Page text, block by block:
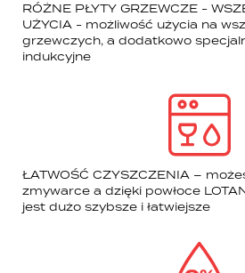
RÓŻNE PŁYTY GRZEWCZE -
UŻYCIA - możliwość użycia na
grzewczych, a dodatkowo
indukcyjne
ŁATWOŚĆ CZYSZCZENIA –
zmywarce a dzięki powłoce
jest dużo szybsze i łatwiejsze